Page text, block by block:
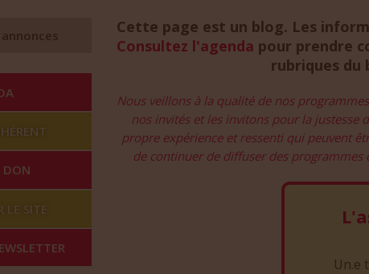
Cette page est un blog. Les
Consultez l'agenda pour prendre
rubriques du
Nous veillons à la qualité de nos
nos invités et les invitons pour la
propre expérience et ressenti qui peuvent
de continuer de diffuser des
Un.e
DON
LE SITE